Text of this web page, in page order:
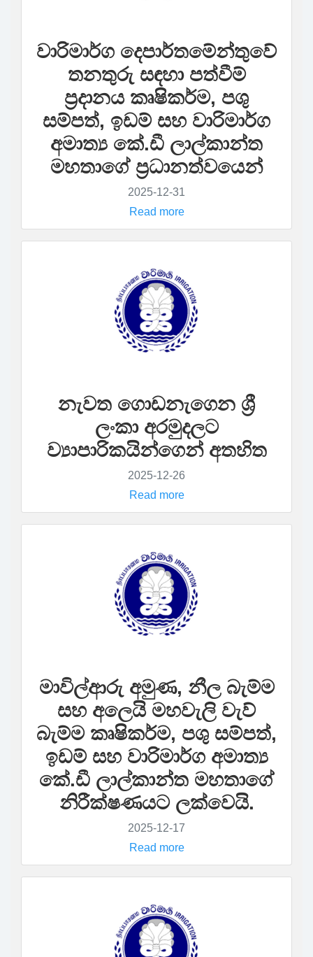
වාරිමාර්ග දෙපාර්තමේන්තුවේ
තනතුරු සඳහා පත්වීම්
ප්‍රදානය කෘෂිකර්ම, පශු
සම්පත්, ඉඩම් සහ වාරිමාර්ග
අමාත්‍ය කේ.ඩී ලාල්කාන්ත
මහතාගේ ප්‍රධානත්වයෙන්
2025-12-31
Read more
නැවත ගොඩනැ‍ගෙන ශ්‍රී
ලංකා අරමුදලට
ව්‍යාපාරිකයින්ගෙන් අතහිත
2025-12-26
Read more
මාවිල්ආරු අමුණ, නීල බැම්ම
සහ අලෙයි මහවැලි වැව්
බැම්ම කෘෂිකර්ම, පශු සම්පත්,
ඉඩම් සහ වාරිමාර්ග අමාත්‍ය
කේ.ඩී ලාල්කාන්ත මහතාගේ
නිරීක්ෂණයට ලක්වෙයි.
2025-12-17
Read more